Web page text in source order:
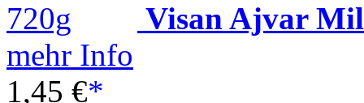
Visan Ajvar
mehr Info
1,45 €*